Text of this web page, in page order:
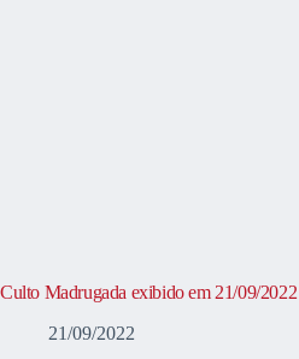
Culto Madrugada exibido em 21/09/2022
21/09/2022